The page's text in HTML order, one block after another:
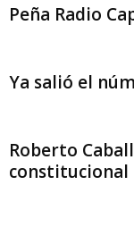
Peña Radio
Ya salió el
Roberto
constitucional